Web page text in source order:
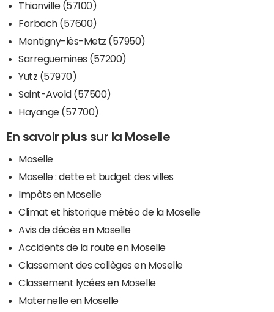
Thionville (57100)
Forbach (57600)
Montigny-lès-Metz (57950)
Sarreguemines (57200)
Yutz (57970)
Saint-Avold (57500)
Hayange (57700)
En savoir plus sur la Moselle
Moselle
Moselle : dette et budget des villes
Impôts en Moselle
Climat et historique météo de la Moselle
Avis de décès en Moselle
Accidents de la route en Moselle
Classement des collèges en Moselle
Classement lycées en Moselle
Maternelle en Moselle